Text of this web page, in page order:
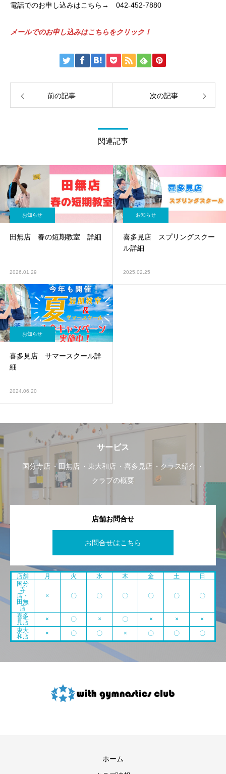
電話でのお申し込みはこちら→ 042₋452-7880
メールでのお申し込みはこちらをクリック！
前の記事 次の記事
関連記事
お知らせ
田無店 春の短期教室 詳細
2026.01.29
お知らせ
喜多見店 スプリングスクー
ル詳細
2025.02.25
お知らせ
喜多見店 サマースクール詳
細
2024.06.20
サービス
国分寺店 田無店 東大和店 喜多見店
クラス紹介
クラブの概要
店舗お問合せ
お問合せはこちら
店舗 月 火 水 木 金 土
日
国分
寺
店・
田無
店
× 〇 〇 〇 〇 〇 〇
喜多
見店
× 〇 × 〇 × ×
×
東大
和店
× 〇 〇 × 〇 〇 〇
ホーム